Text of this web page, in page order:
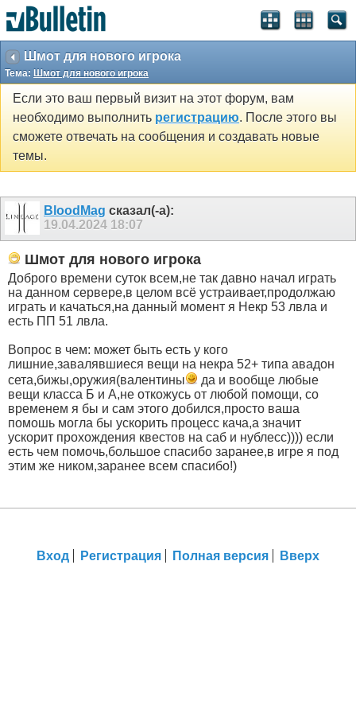
Шмот для нового игрока
Тема: Шмот для нового игрока
Если это ваш первый визит на этот форум, вам
необходимо выполнить регистрацию. После этого вы
сможете отвечать на сообщения и создавать новые
темы.
BloodMag сказал(-а):
19.04.2024 18:07
Шмот для нового игрока
Доброго времени суток всем,не так давно начал играть
на данном сервере,в целом всё устраивает,продолжаю
играть и качаться,на данный момент я Некр 53 лвла и
есть ПП 51 лвла.
Вопрос в чем: может быть есть у кого
лишние,завалявшиеся вещи на некра 52+ типа авадон
сета,бижы,оружия(валентины
да и вообще любые
вещи класса Б и А,не откожусь от любой помощи, со
временем я бы и сам этого добился,просто ваша
помошь могла бы ускорить процесс кача,а значит
ускорит прохождения квестов на саб и нублесс)))) если
есть чем помочь,большое спасибо заранее,в игре я под
этим же ником,заранее всем спасибо!)
Вход Регистрация Полная версия Вверх